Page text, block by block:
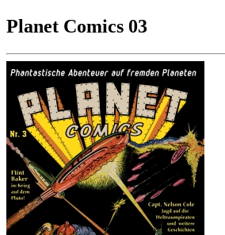
Planet Comics 03